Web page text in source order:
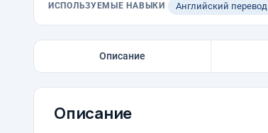
ИСПОЛЬЗУЕМЫЕ НАВЫКИ Английский перевод
Описание
Описание